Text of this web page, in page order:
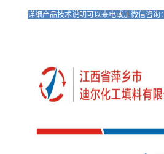
详细产品技术说明可以来电或加微信咨询：